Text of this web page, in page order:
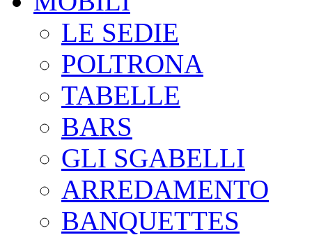
LE SEDIE
POLTRONA
TABELLE
BARS
GLI SGABELLI
ARREDAMENTO
BANQUETTES